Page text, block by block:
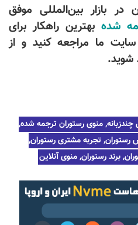
در بازار بین‌المللی موفق
شده بهترین راهکار برای
ما مراجعه کنید و از
شوید.
منوی رستوران ترجمه شده,
تجربه مشتری رستوران,
برند رستوران, منوی آنلاین